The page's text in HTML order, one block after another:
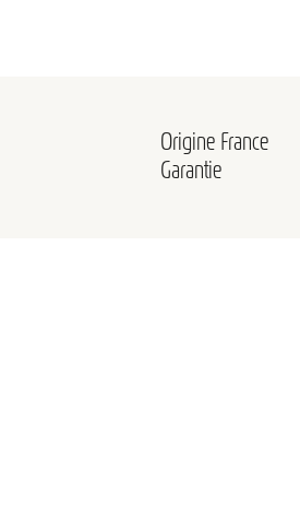
Origine France
Garantie